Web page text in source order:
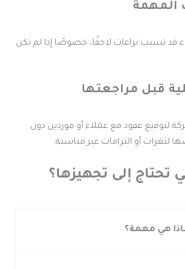
تسبب نزاعات لاحقًا، خصوصًا إذا لم تكن
مراجعتها
عقود مع عملاء أو موردين دون
أو التزامات غير مناسبة.
إلى تجهيزها؟
هي مهمة؟